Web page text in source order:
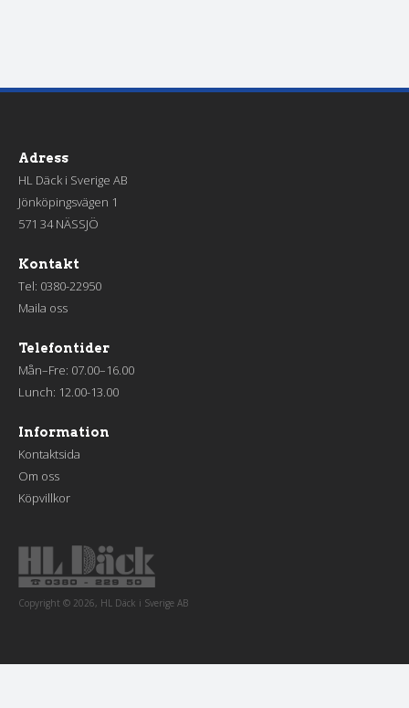
Adress
HL Däck i Sverige AB
Jönköpingsvägen 1
571 34 NÄSSJÖ
Kontakt
Tel: 0380-22950
Maila oss
Telefontider
Mån–Fre: 07.00–16.00
Lunch: 12.00-13.00
Information
Kontaktsida
Om oss
Köpvillkor
Copyright © 2026, HL Däck i Sverige AB